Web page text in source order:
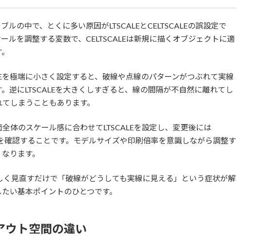
ルの中で、とくに多い原因がLTSCALEとCELTSCALEの誤設定で
ルを調整する変数で、CELTSCALEは新規に描くオブジェクトに適
極端に小さく設定すると、破線や点線のパターンがつぶれて実線
逆にLTSCALEを大きくしすぎると、線の間隔が不自然に離れてし
しまうこともあります。
体のスケール感に合わせてLTSCALEを設定し、変更後には
確認することです。モデルサイズや印刷倍率を意識しながら調整す
ります。
く見直すだけで「破線がどうしても実線に見える」という症状が解
い基本ポイントのひとつです。
ウト空間の違い